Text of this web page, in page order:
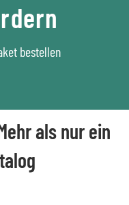
bestellen
als nur ein